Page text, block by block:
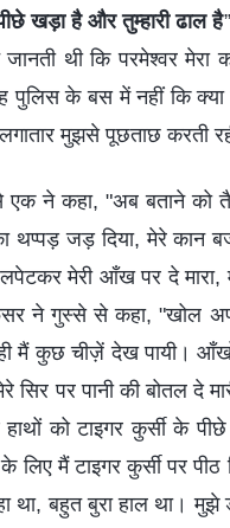
खड़ा है और तुम्हारी ढाल है”
थी कि परमेश्वर
के बस में नहीं कि क्या
मुझसे पूछताछ करती
एक ने कहा, "अब बताने को
थप्पड़ जड़ दिया, मेरे
मेरी आँख पर दे मारा,
ने गुस्से से कहा, "खोल
मैं कुछ चीज़ें देख पायी। आँखों
पर पानी की बोतल दे
को टाइगर कुर्सी के
लिए मैं टाइगर कुर्सी पर
था, बहुत बुरा हाल था। मुझे